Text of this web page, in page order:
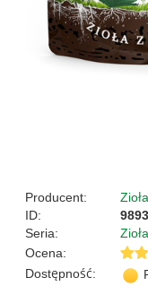
Producent:
ID:
9893
Seria:
Ocena:
Dostępność: